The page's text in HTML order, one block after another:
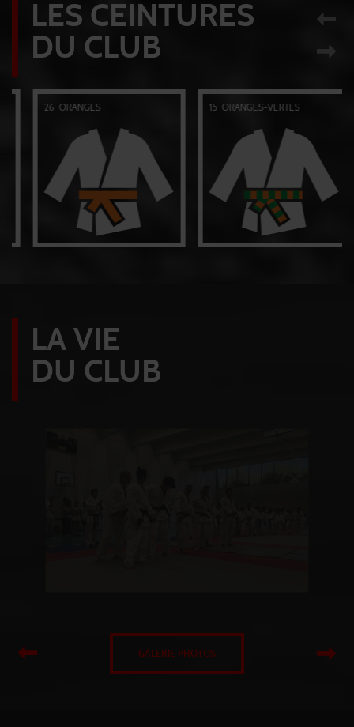
LES CEINTURES
DU CLUB
15 ORANGES-VERTES 23 VERTES
LA VIE
DU CLUB
GALERIE PHOTOS